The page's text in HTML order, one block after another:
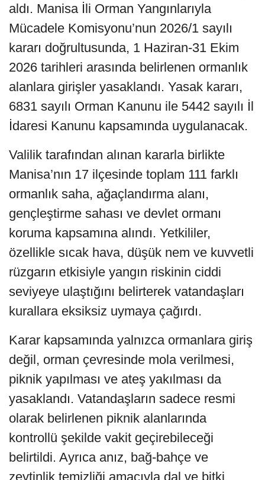
aldı. Manisa İli Orman Yangınlarıyla
Mücadele Komisyonu’nun 2026/1 sayılı
kararı doğrultusunda, 1 Haziran-31 Ekim
2026 tarihleri arasında belirlenen ormanlık
alanlara girişler yasaklandı. Yasak kararı,
6831 sayılı Orman Kanunu ile 5442 sayılı İl
İdaresi Kanunu kapsamında uygulanacak.
Valilik tarafından alınan kararla birlikte
Manisa’nın 17 ilçesinde toplam 111 farklı
ormanlık saha, ağaçlandırma alanı,
gençleştirme sahası ve devlet ormanı
koruma kapsamına alındı. Yetkililer,
özellikle sıcak hava, düşük nem ve kuvvetli
rüzgarın etkisiyle yangın riskinin ciddi
seviyeye ulaştığını belirterek vatandaşları
kurallara eksiksiz uymaya çağırdı.
Karar kapsamında yalnızca ormanlara giriş
değil, orman çevresinde mola verilmesi,
piknik yapılması ve ateş yakılması da
yasaklandı. Vatandaşların sadece resmi
olarak belirlenen piknik alanlarında
kontrollü şekilde vakit geçirebileceği
belirtildi. Ayrıca anız, bağ-bahçe ve
zeytinlik temizliği amacıyla dal ve bitki